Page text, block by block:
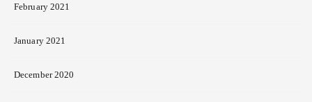
February 2021
January 2021
December 2020